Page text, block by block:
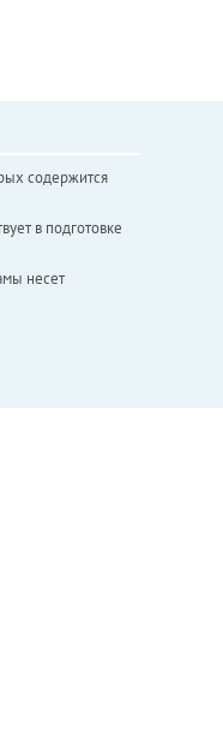
содержится
в подготовке
несет